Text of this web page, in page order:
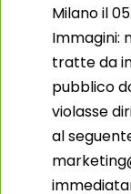
Milano il
Immagini:
tratte da
pubblico
violasse
al